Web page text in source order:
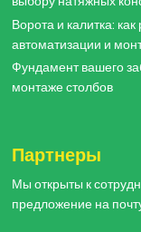
Ворота и калитка:
автоматизации и
Фундамент вашего
монтаже столбов
Партнеры
Мы открыты к
предложение на